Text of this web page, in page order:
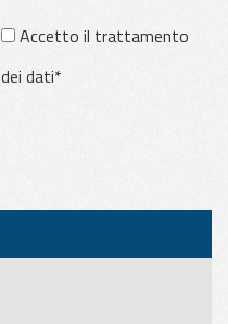
Accetto il trattamento
dei dati*